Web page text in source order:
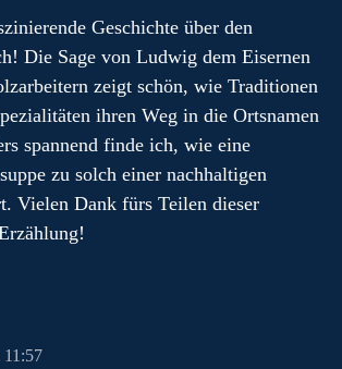
Geschichte über den
Die Sage von Ludwig dem Eisernen
zeigt schön, wie Traditionen
ihren Weg in die Ortsnamen
spannend finde ich, wie eine
zu solch einer nachhaltigen
Vielen Dank fürs Teilen dieser